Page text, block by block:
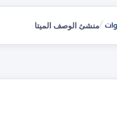
/منشئ الوصف الميتا